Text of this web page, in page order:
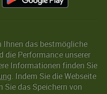
Ihnen das bestmögliche
die Performance unserer
Informationen finden Sie
. Indem Sie die Webseite
Sie das Speichern von